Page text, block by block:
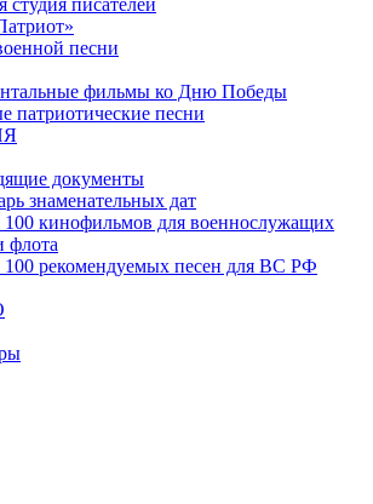
студия писателей
песни
фильмы ко Дню Победы
патриотические песни
документы
знаменательных дат
кинофильмов для военнослужащих
флота
рекомендуемых песен для ВС РФ